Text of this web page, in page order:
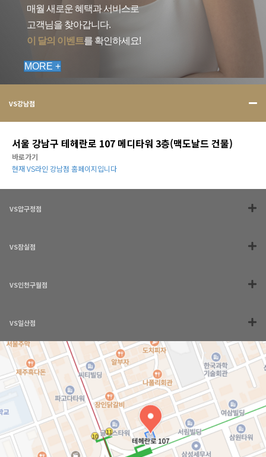
매월 새로운 혜택과 서비스로
고객님을 찾아갑니다.
이 달의 이벤트를 확인하세요!
MORE +
VS강남점
서울 강남구 테헤란로 107 메디타워 3층(맥도날드 건물)
바로가기
현재 VS라인 강남점 홈페이지입니다
VS압구정점
VS잠실점
VS인천구월점
VS일산점